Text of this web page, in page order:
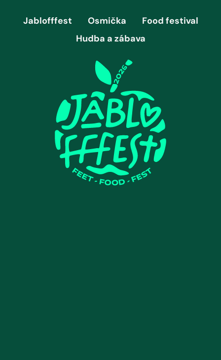
Jablofffest Osmička
Food festival
Hudba a zábava